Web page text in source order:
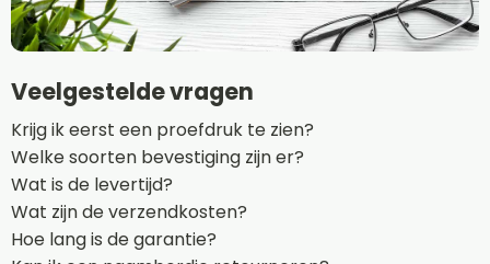
Veelgestelde vragen
Krijg ik eerst een proefdruk te zien?
Welke soorten bevestiging zijn er?
Wat is de levertijd?
Wat zijn de verzendkosten?
Hoe lang is de garantie?